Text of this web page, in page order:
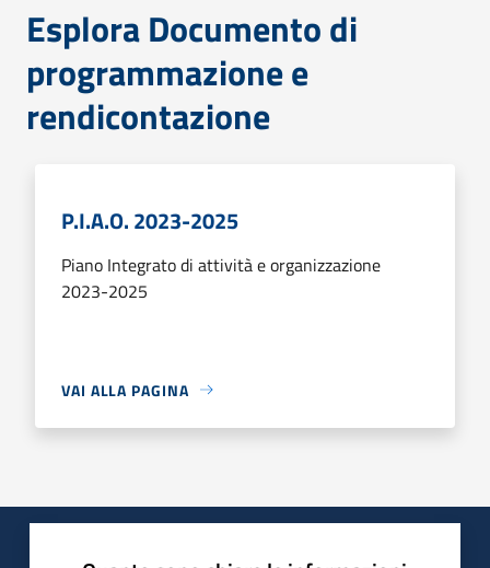
Esplora Documento di
programmazione e
rendicontazione
P.I.A.O. 2023-2025
Piano Integrato di attività e organizzazione
2023-2025
VAI ALLA PAGINA